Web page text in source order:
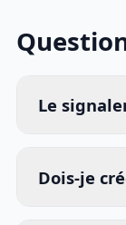
Le
Dois-je